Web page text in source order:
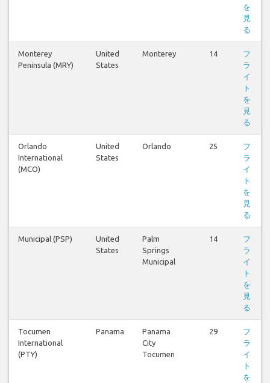
を
見
る
Monterey
Peninsula (MRY)
United
States
Monterey 14
フ
ラ
イ
ト
を
見
る
Orlando
International
(MCO)
United
States
Orlando 25
フ
ラ
イ
ト
を
見
る
Municipal (PSP)
United
States
Palm
Springs
Municipal
14
フ
ラ
イ
ト
を
見
る
Tocumen
International
(PTY)
Panama
Panama
City
Tocumen
29
フ
ラ
イ
ト
を